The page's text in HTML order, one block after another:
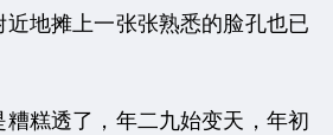
地摊上一张张熟悉的脸孔也已
糕透了，年二九始变天，年初